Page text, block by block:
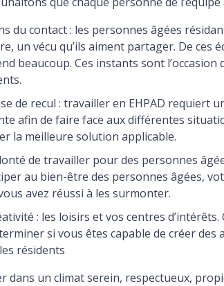
du contact : les personnes âgées
un vécu qu’ils aiment partager. De ces
beaucoup. Ces instants sont l’occasion
de recul : travailler en EHPAD requiert
afin de faire face aux différentes
la meilleure solution applicable.
de travailler pour des personnes
au bien-être des personnes âgées,
avez réussi à les surmonter.
: les loisirs et vos centres
si vous êtes capable de créer des
résidents
dans un climat serein, respectueux,